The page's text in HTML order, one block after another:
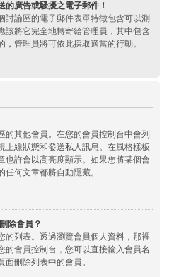
廣告或騷擾之電子郵件！
討論區的電子郵件表單特徵包含可以測
該將它完全地轉寄給管理員，其中包含
管理員將可依此採取適當的行動。
的其他會員。在您的會員控制台中會列
上線狀態和發送私人訊息。在風格樣板
也許會以高亮度顯示。如果您將某個會
何文章都將自動隱藏。
除會員？
的列表。透過瀏覽會員個人資料，那裡
的會員控制台，您可以直接輸入會員名
刪除列表中的會員。